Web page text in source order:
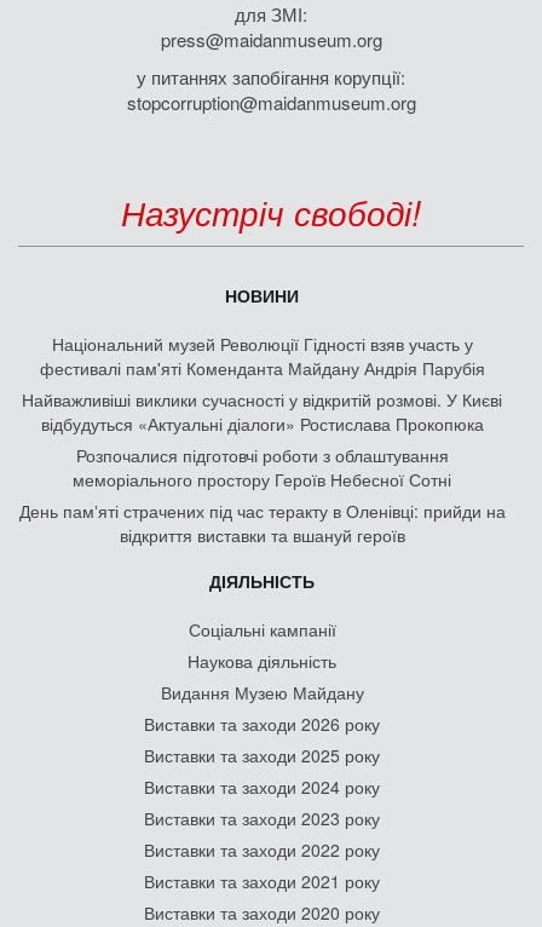
для ЗМІ:
press@maidanmuseum.org
у питаннях запобігання корупції:
stopcorruption@maidanmuseum.org
Назустріч свободі!
НОВИНИ
Національний музей Революції Гідності взяв участь у
фестивалі пам'яті Коменданта Майдану Андрія Парубія
Найважливіші виклики сучасності у відкритій розмові. У Києві
відбудуться «Актуальні діалоги» Ростислава Прокопюка
Розпочалися підготовчі роботи з облаштування
меморіального простору Героїв Небесної Сотні
День памʼяті страчених під час теракту в Оленівці: прийди на
відкриття виставки та вшануй героїв
ДІЯЛЬНІСТЬ
Соціальні кампанії
Наукова діяльність
Видання Музею Майдану
Виставки та заходи 2026 року
Виставки та заходи 2025 року
Виставки та заходи 2024 року
Виставки та заходи 2023 року
Виставки та заходи 2022 року
Виставки та заходи 2021 року
Виставки та заходи 2020 року